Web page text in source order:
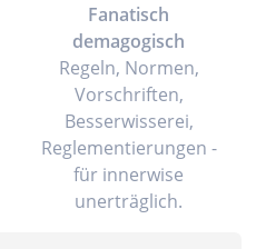
Fanatisch
demagogisch
Regeln, Normen,
Vorschriften,
Besserwisserei,
Reglementierungen -
für innerwise
unerträglich.